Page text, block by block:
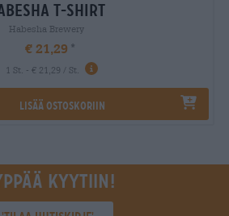
T-Shirt
Habesha Brewery
€ 21,29
1 St. - € 21,29 / St.
Lisää ostoskoriin
kyytiin!